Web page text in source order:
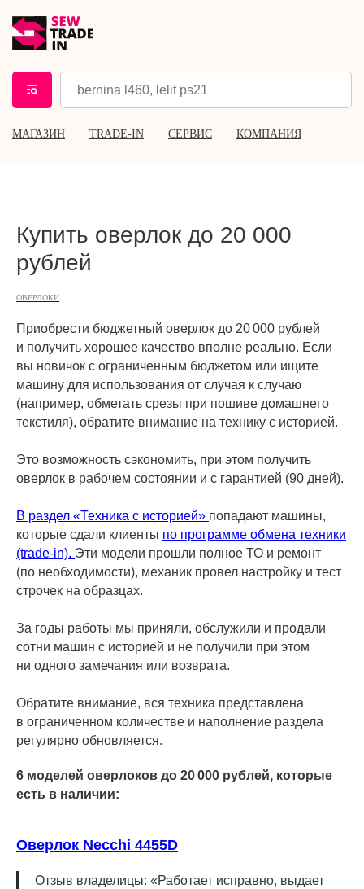
МАГАЗИН TRADE-IN СЕРВИС КОМПАНИЯ
Купить оверлок до 20 000
рублей
ОВЕРЛОКИ
Приобрести бюджетный оверлок до 20 000 рублей
и получить хорошее качество вполне реально. Если
вы новичок с ограниченным бюджетом или ищите
машину для использования от случая к случаю
(например, обметать срезы при пошиве домашнего
текстиля), обратите внимание на технику с историей.
Это возможность сэкономить, при этом получить
оверлок в рабочем состоянии и с гарантией (90 дней).
В раздел «Техника с историей» попадают машины,
которые сдали клиенты по программе обмена техники
(trade-in). Эти модели прошли полное ТО и ремонт
(по необходимости), механик провел настройку и тест
строчек на образцах.
За годы работы мы приняли, обслужили и продали
сотни машин с историей и не получили при этом
ни одного замечания или возврата.
Обратите внимание, вся техника представлена
в ограниченном количестве и наполнение раздела
регулярно обновляется.
6 моделей оверлоков до 20 000 рублей, которые
есть в наличии:
Оверлок Necchi 4455D
Отзыв владелицы: «Работает исправно, выдает